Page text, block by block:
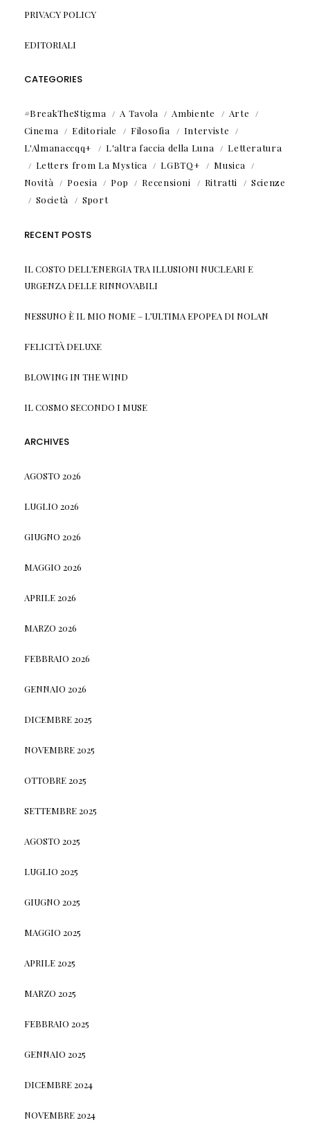
PRIVACY POLICY
EDITORIALI
CATEGORIES
#BreakTheStigma A Tavola Ambiente
Arte
Cinema
Editoriale Filosofia
Interviste
L'Almanaccqq+
L'altra faccia della Luna
Letteratura
Letters from La Mystica
LGBTQ+
Musica
Novità
Poesia Pop Recensioni Ritratti
Scienze
Società
Sport
RECENT POSTS
IL COSTO DELL’ENERGIA TRA ILLUSIONI NUCLEARI E
URGENZA DELLE RINNOVABILI
NESSUNO È IL MIO NOME – L’ULTIMA EPOPEA DI NOLAN
FELICITÀ DELUXE
BLOWING IN THE WIND
IL COSMO SECONDO I MUSE
ARCHIVES
AGOSTO 2026
LUGLIO 2026
GIUGNO 2026
MAGGIO 2026
APRILE 2026
MARZO 2026
FEBBRAIO 2026
GENNAIO 2026
DICEMBRE 2025
NOVEMBRE 2025
OTTOBRE 2025
SETTEMBRE 2025
AGOSTO 2025
LUGLIO 2025
GIUGNO 2025
MAGGIO 2025
APRILE 2025
MARZO 2025
FEBBRAIO 2025
GENNAIO 2025
DICEMBRE 2024
NOVEMBRE 2024